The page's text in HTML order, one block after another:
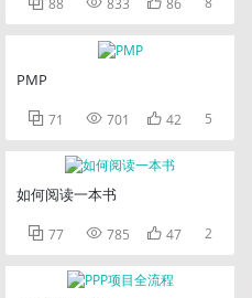
88 833 86
PMP
 71  701  42 5
如何阅读一本书
 77  785  47 2